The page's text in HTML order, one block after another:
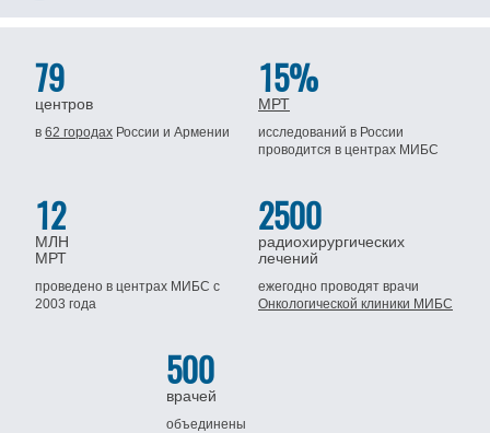
79
центров
в62 городах Россиии Армении
15%
МРТ
исследований в России
проводится в центрах МИБС
12
МЛН
МРТ
проведено в центрах МИБСс
2003 года
2500
радиохирургических
лечений
ежегодно проводят врачи
Онкологической клиники МИБС
500
врачей
объединены